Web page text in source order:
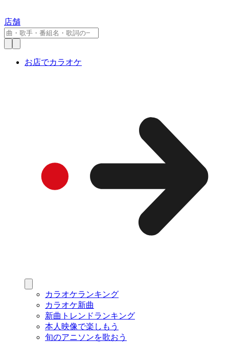
店舗
お店でカラオケ
カラオケランキング
カラオケ新曲
新曲トレンドランキング
本人映像で楽しもう
旬のアニソンを歌おう